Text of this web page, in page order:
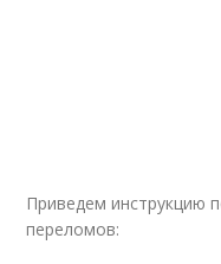
Приведем инструкцию
переломов: